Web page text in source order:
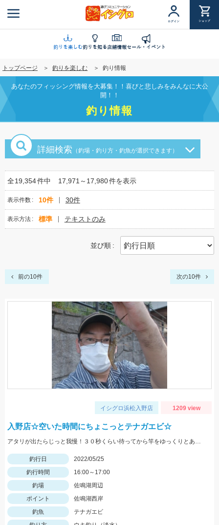
ン
に
移
動
ログイン ショップ
釣りを楽しむ釣りを知る店舗情報セール・イベント
トップページ 釣りを楽しむ 釣り情報
あなたのフィッシング情報を大募集！！喜びと悲しみをみんなに大公
開！！
釣り情報
詳細検索 （釣場・釣り方・釣魚が選択できます）
全19,354件中 17,971～17,980件を表示
表示件数 10件 30件
表示方法 標準 テキストのみ
並び順
前の10件 次の10件
イシグロ浜松入野店 1209 view
入野店☆空いた時間にちょこっとテナガエビ☆
アタリが出たらじっと我慢！３０秒くらい待ってから竿をゆっくりとあげましょう。
釣行日
2022/05/25
釣行時間
16:00～17:00
釣場
佐鳴湖周辺
ポイント
佐鳴湖西岸
釣魚
テナガエビ